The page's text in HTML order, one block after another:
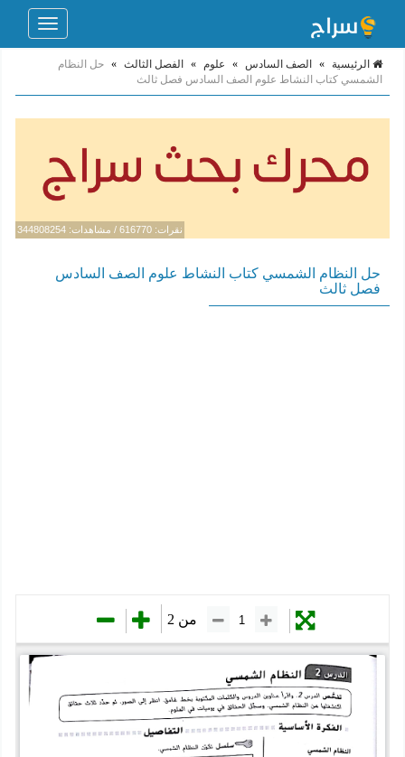
Toggle
الرئيسية » الصف السادس » علوم » الفصل الثالث » حل النظام
الشمسي كتاب النشاط علوم الصف السادس فصل ثالث
نقرات: 616770 / مشاهدات: 344808254
حل النظام الشمسي كتاب النشاط علوم الصف السادس
فصل ثالث